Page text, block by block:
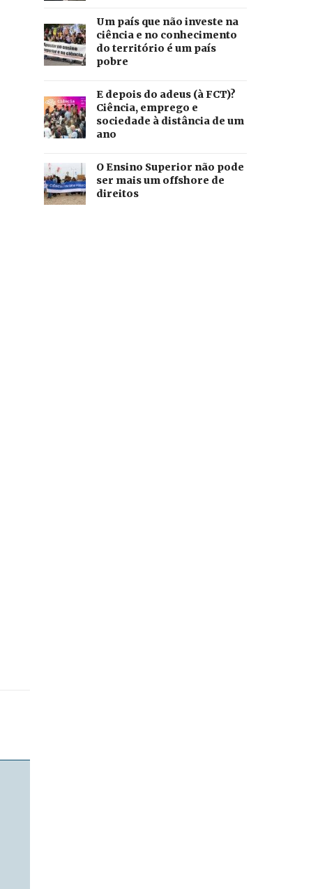
Um país que não investe na
ciência e no conhecimento
do território é um país
pobre
E depois do adeus (à FCT)?
Ciência, emprego e
sociedade à distância de um
ano
O Ensino Superior não pode
ser mais um offshore de
direitos